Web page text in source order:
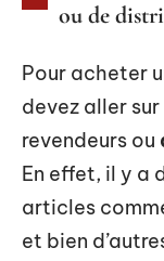
ou de
Pour acheter
devez aller
revendeurs ou
En effet, il y a
articles
et bien